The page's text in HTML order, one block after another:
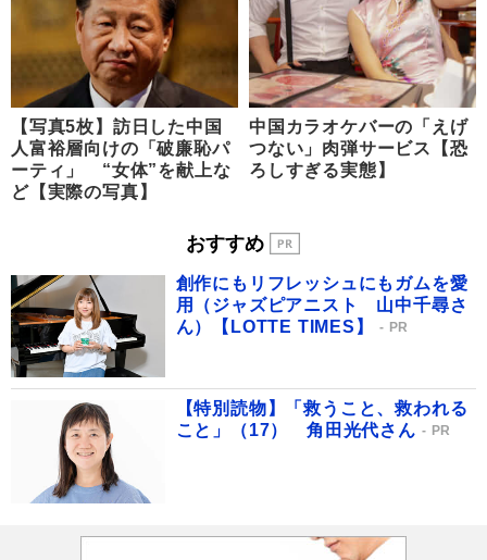
【写真5枚】訪日した中国
人富裕層向けの「破廉恥パ
ーティ」 “女体”を献上な
ど【実際の写真】
中国カラオケバーの「えげ
つない」肉弾サービス【恐
ろしすぎる実態】
おすすめ
創作にもリフレッシュにもガムを愛
用（ジャズピアニスト 山中千尋さ
ん）【LOTTE TIMES】
PR
【特別読物】「救うこと、救われる
こと」（17） 角田光代さん
PR